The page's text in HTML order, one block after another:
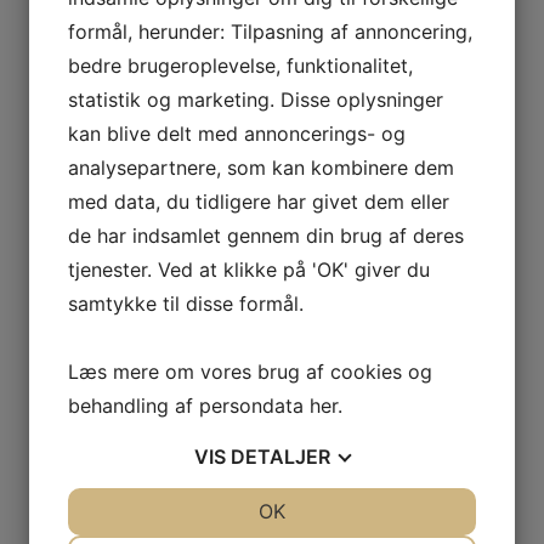
Vi hjælper med et
skræddersyet
tilbud
Hvis du har spørgsmål om, hvordan du
bedst kan beskytte dine medarbejderes
hørelse på kontoret eller ønsker
yderligere information om brugen af
formstøbte høreværn, så tøv ikke med at
Vores team af eksperter står klar til at
vejlede dig og hjælpe dig med at finde den
bedste løsning til dine behov. Vi forstår
vigtigheden af et sundt kontormiljø, og vi
er her for at støtte dig i at opnå dette
mål. Kontakt os i dag for at få mere
formål, herunder: Tilpasning af annoncering,
bedre brugeroplevelse, funktionalitet,
statistik og marketing. Disse oplysninger
kan blive delt med annoncerings- og
analysepartnere, som kan kombinere dem
med data, du tidligere har givet dem eller
de har indsamlet gennem din brug af deres
tjenester. Ved at klikke på 'OK' giver du
samtykke til disse formål.
Læs mere om vores brug af cookies og
behandling af persondata her.
VIS DETALJER
OK